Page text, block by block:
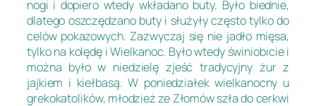
nogi i dopiero wtedy wkładano buty. Było biednie,
dlatego oszczędzano buty i służyły często tylko do
celów pokazowych. Zazwyczaj się nie jadło mięsa,
tylko na kolędę i Wielkanoc. Było wtedy świniobicie i
można było w niedzielę zjeść tradycyjny żur z
jajkiem i kiełbasą. W poniedziałek wielkanocny u
grekokatolików, młodzież ze Złomów szła do cerkwi